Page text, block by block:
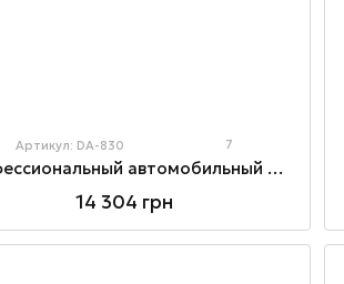
Артикул: DA-830 7
Профессиональный автомобильный мультиметр
14 304 грн